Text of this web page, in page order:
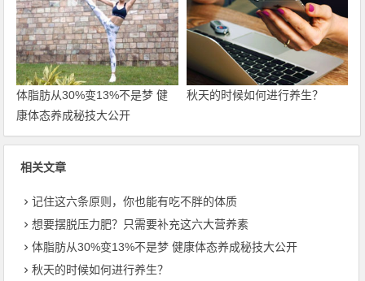
体脂肪从30%变13%不是梦 健
康体态养成秘技大公开
秋天的时候如何进行养生？
相关文章
记住这六条原则，你也能有吃不胖的体质
想要摆脱压力肥？只需要补充这六大营养素
体脂肪从30%变13%不是梦 健康体态养成秘技大公开
秋天的时候如何进行养生？